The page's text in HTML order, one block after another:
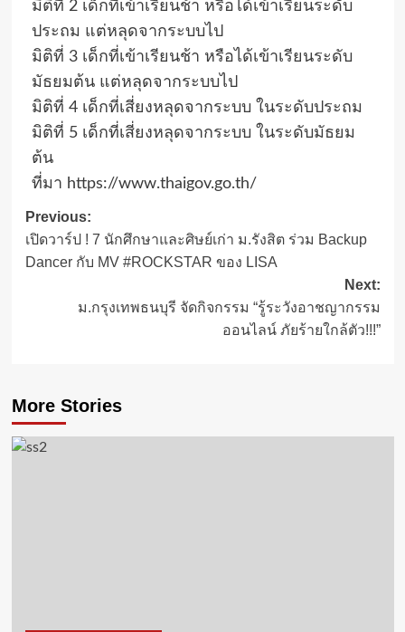
มิติที่ 2 เด็กที่เข้าเรียนช้า หรือได้เข้าเรียนระดับ
ประถม แต่หลุดจากระบบไป
มิติที่ 3 เด็กที่เข้าเรียนช้า หรือได้เข้าเรียนระดับ
มัธยมต้น แต่หลุดจากระบบไป
มิติที่ 4 เด็กที่เสี่ยงหลุดจากระบบ ในระดับประถม
มิติที่ 5 เด็กที่เสี่ยงหลุดจากระบบ ในระดับมัธยม
ต้น
ที่มา https://www.thaigov.go.th/
Post
navigation
Previous:
เปิดวาร์ป ! 7 นักศึกษาและศิษย์เก่า ม.รังสิต ร่วม Backup
Dancer กับ MV #ROCKSTAR ของ LISA
Next:
ม.กรุงเทพธนบุรี จัดกิจกรรม “รู้ระวังอาชญากรรม
ออนไลน์ ภัยร้ายใกล้ตัว!!!”
More Stories